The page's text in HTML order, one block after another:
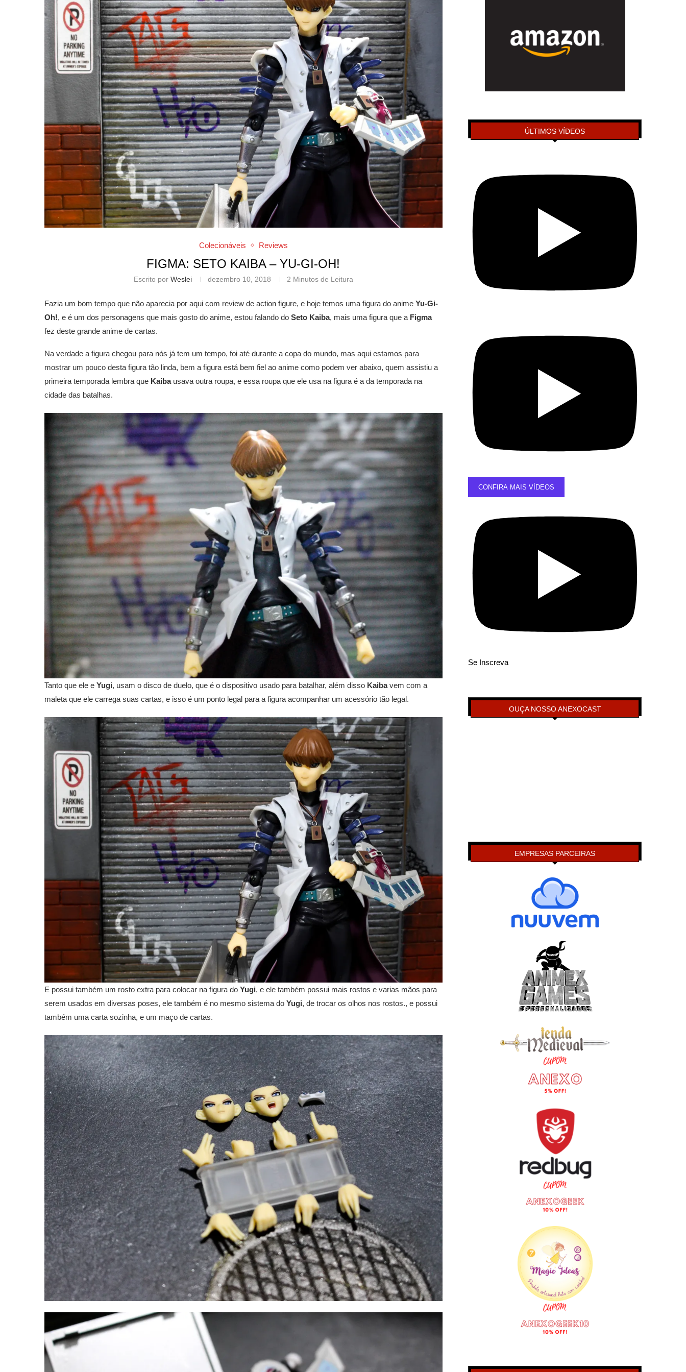
Colecionáveis Reviews
FIGMA: SETO KAIBA – YU-GI-OH!
Escrito por Weslei dezembro 10, 2018 2 Minutos de Leitura
Fazia um bom tempo que não aparecia por aqui com review de action figure, e hoje temos uma figura do anime Yu-Gi-
Oh!, e é um dos personagens que mais gosto do anime, estou falando do Seto Kaiba, mais uma figura que a Figma
fez deste grande anime de cartas.
Na verdade a figura chegou para nós já tem um tempo, foi até durante a copa do mundo, mas aqui estamos para
mostrar um pouco desta figura tão linda, bem a figura está bem fiel ao anime como podem ver abaixo, quem assistiu a
primeira temporada lembra que Kaibausava outra roupa, e essa roupa que ele usa na figura é a da temporada na
cidade das batalhas.
Tanto que ele e Yugi, usam o disco de duelo, que é o dispositivo usado para batalhar, além disso Kaibavem com a
maleta que ele carrega suas cartas, e isso é um ponto legal para a figura acompanhar um acessório tão legal.
E possui também um rosto extra para colocar na figura do Yugi, e ele também possui mais rostos e varias mãos para
serem usados em diversas poses, ele também é no mesmo sistema do Yugi, de trocar os olhos nos rostos., e possui
também uma carta sozinha, e um maço de cartas.
ÚLTIMOS VÍDEOS
CONFIRA MAIS VÍDEOS
Se Inscreva
OUÇA NOSSO ANEXOCAST
EMPRESAS PARCEIRAS